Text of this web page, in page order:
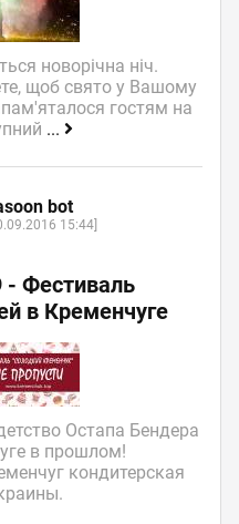
новорічна ніч.
щоб свято у Вашому
гостям на
...
bot
15:44]
- Фестиваль
в Кременчуге
Остапа Бендера
в прошлом!
кондитерская